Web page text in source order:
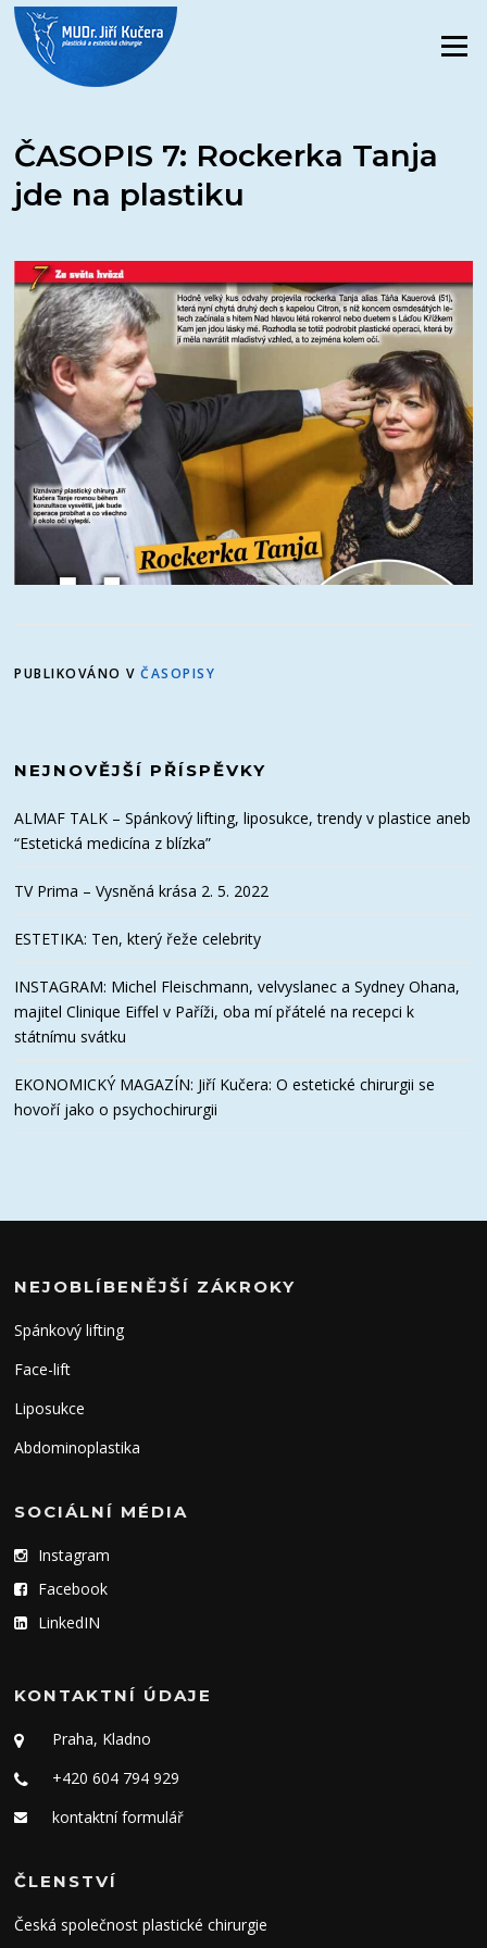
Přeskočit
obsah
Menu
ČASOPIS 7: Rockerka Tanja
jde na plastiku
PUBLIKOVÁNO VČASOPISY
NEJNOVĚJŠÍ PŘÍSPĚVKY
ALMAF TALK – Spánkový lifting, liposukce, trendy v plastice aneb
“Estetická medicína z blízka”
TV Prima – Vysněná krása 2. 5. 2022
ESTETIKA: Ten, který řeže celebrity
INSTAGRAM: Michel Fleischmann, velvyslanec a Sydney Ohana,
majitel Clinique Eiffel v Paříži, oba mí přátelé na recepci k
státnímu svátku
EKONOMICKÝ MAGAZÍN: Jiří Kučera: O estetické chirurgii se
hovoří jako o psychochirurgii
NEJOBLÍBENĚJŠÍ ZÁKROKY
Spánkový lifting
Face-lift
Liposukce
Abdominoplastika
SOCIÁLNÍ MÉDIA
Instagram
Facebook
LinkedIN
KONTAKTNÍ ÚDAJE
Praha, Kladno
+420 604 794 929
kontaktní formulář
ČLENSTVÍ
Česká společnost plastické chirurgie